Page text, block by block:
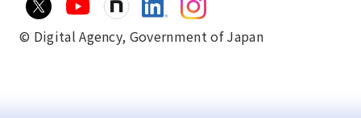
© Digital Agency, Government of Japan